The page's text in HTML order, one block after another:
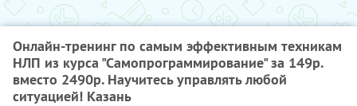
Онлайн-тренинг по самым эффективным техникам
НЛП из курса "Самопрограммирование" за 149р.
вместо 2490р. Научитесь управлять любой
ситуацией! Казань